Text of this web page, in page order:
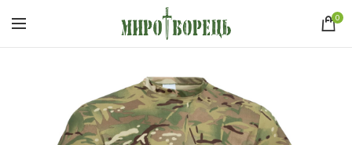
0